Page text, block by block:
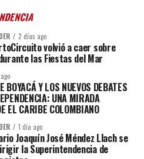
2 días ago
volvió a caer sobre
las Fiestas del Mar
BOYACÁ Y LOS NUEVOS DEBATES
UNA MIRADA
EL CARIBE COLOMBIANO
1 día ago
Joaquín José Méndez Llach se
la Superintendencia de